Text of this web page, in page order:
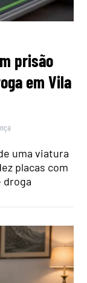
prisão
em Vila
uma viatura
placas com
droga